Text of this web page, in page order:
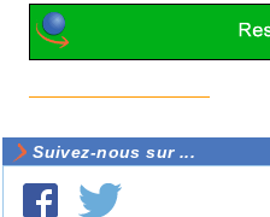
Suivez-nous sur ...